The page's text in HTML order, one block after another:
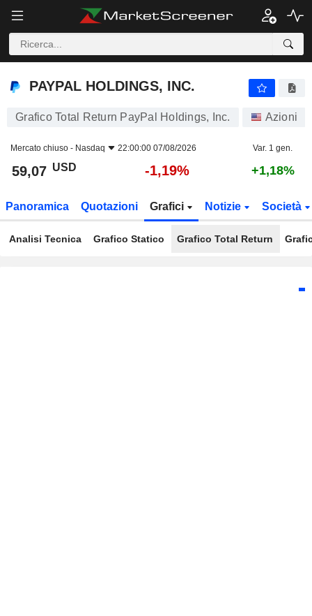
PAYPAL HOLDINGS, INC.
PAYPAL HOLDINGS, INC.
Grafico Total Return PayPal Holdings, Inc. Azioni
Mercato chiuso - Nasdaq 22:00:00 07/08/2026 Var. 1 gen.
59,07 USD -1,19% +1,18%
Panoramica Quotazioni Grafici Notizie Società
Analisi Tecnica Grafico Statico Grafico Total Return